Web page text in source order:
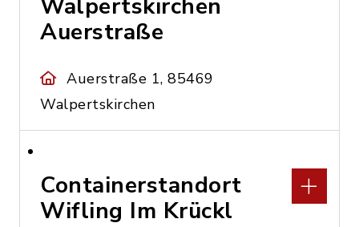
Walpertskirchen
Auerstraße
Auerstraße 1, 85469
Walpertskirchen
Containerstandort
Wifling Im Krückl